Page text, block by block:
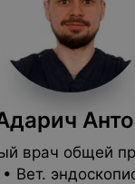
врач общей
• Вет.